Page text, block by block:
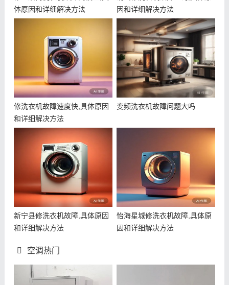
体原因和详细解决方法
因和详细解决方法
修洗衣机故障速度快,具体原因
和详细解决方法
变频洗衣机故障问题大吗
新宁县修洗衣机故障,具体原因
和详细解决方法
怡海星城修洗衣机故障,具体原
因和详细解决方法
空调热门